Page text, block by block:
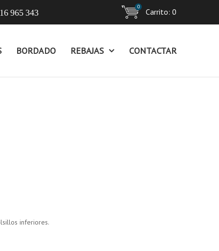
Carrito:
0
0
965 343
BORDADO REBAJAS CONTACTAR
inferiores.